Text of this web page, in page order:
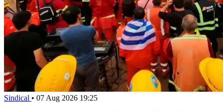
Sindical • 07 Aug 2026 19:25